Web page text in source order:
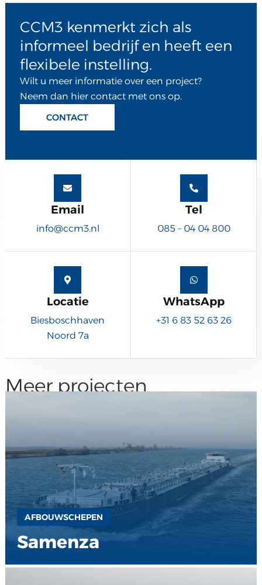
CCM3 kenmerkt zich als
informeel bedrijf en heeft een
flexibele instelling.
Wilt u meer informatie over een project?
Neem dan hier contact met ons op.
CONTACT
Email
info@ccm3.nl
Tel
085 – 04 04 800
Locatie
Biesboschhaven
Noord 7a
WhatsApp
+31 6 83 52 63 26
Meer projecten
AFBOUWSCHEPEN
Samenza